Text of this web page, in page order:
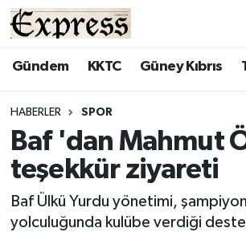
Gündem KKTC Güney Kıbrıs
HABERLER SPOR
Baf 'dan Mahmut
teşekkür ziyareti
Baf Ülkü Yurdu yönetimi,
yolculuğunda kulübe verdiği
ALAYKÖY
BİLİM
ÇATALKÖY
DÜNYA
Hava Durumu
Süper Lig Puan Durumu ve
Tüm Manşetler
Son Dakika Haberleri